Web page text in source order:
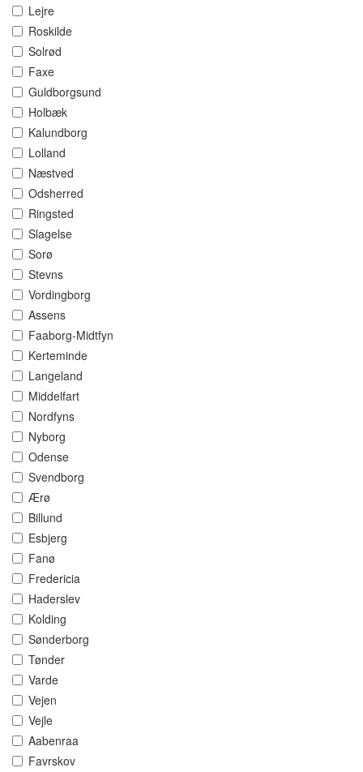
Lejre
Roskilde
Solrød
Faxe
Guldborgsund
Holbæk
Kalundborg
Lolland
Næstved
Odsherred
Ringsted
Slagelse
Sorø
Stevns
Vordingborg
Assens
Faaborg-Midtfyn
Kerteminde
Langeland
Middelfart
Nordfyns
Nyborg
Odense
Svendborg
Ærø
Billund
Esbjerg
Fanø
Fredericia
Haderslev
Kolding
Sønderborg
Tønder
Varde
Vejen
Vejle
Aabenraa
Favrskov